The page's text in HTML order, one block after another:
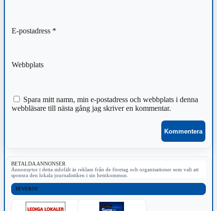
E-postadress *
Webbplats
Spara mitt namn, min e-postadress och webbplats i denna
webbläsare till nästa gång jag skriver en kommentar.
BETALDA ANNONSER
Annonsytor i detta sidofält är reklam från de företag och organisationer som valt att
sponsra den lokala journalistiken i sin hemkommun.
DIVERSE